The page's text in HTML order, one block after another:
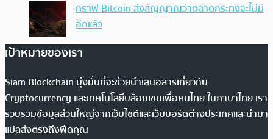
กราฟ Bitcoin ส่งสัญญาณว่าตลาดกระทิงจะไม่มี
อีกแล้ว
เป้าหมายของเรา
Siam Blockchain มุ่งมั่นที่จะช่วยนำเสนอสารเกี่ยวกับ
Cryptocurrency และเทคโนโลยีบล็อกเชนเพื่อคนไทย ในภาษาไทย เรา
รวบรวมข้อมูลส่วนใหญ่จากเว็บไซต์และเว็บบอร์ดต่างประเทศและนำมา
แปลส่งตรงถึงฟีดคุณ